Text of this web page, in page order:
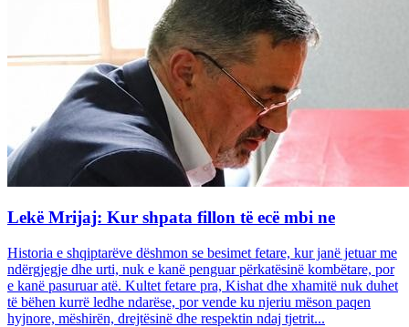
Lekë Mrijaj: Kur shpata fillon të ecë mbi ne
Historia e shqiptarëve dëshmon se besimet fetare, kur janë jetuar me
ndërgjegje dhe urti, nuk e kanë penguar përkatësinë kombëtare, por
e kanë pasuruar atë. Kultet fetare pra, Kishat dhe xhamitë nuk duhet
të bëhen kurrë ledhe ndarëse, por vende ku njeriu mëson paqen
hyjnore, mëshirën, drejtësinë dhe respektin ndaj tjetrit...